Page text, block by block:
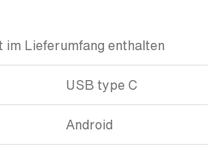
Lieferumfang enthalten
USB type C
Android